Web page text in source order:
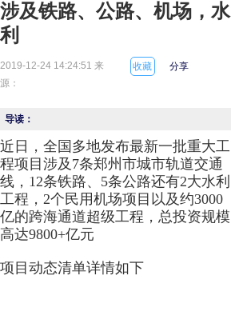
涉及铁路、公路、机场，水
利
2019-12-24 14:24:51 来
源：
收藏 分享
导读：
近日，全国多地发布最新一批重大工
程项目涉及7条郑州市城市轨道交通
线 ，12条铁路、5条公路还有2大水利
工程 ，2个民用机场项目 以及约3000
亿的跨海通道超级工程 ，总投资规模
高达9800+亿元
项目动态清单详情如下